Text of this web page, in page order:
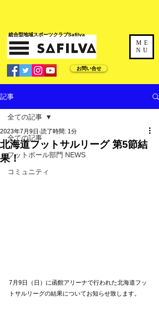
​総合型地域スポーツクラブSafilva
お問い合せ
ME
NU
記事
全ての記事
フットボール部門 NEWS
コミュニティ
全ての記事
北海道フットサルリーグ 第5節結
果！
2023年7月9日 読了時間: 1分
7月9日（日）に函館アリーナで行われた北海道フッ
トサルリーグの結果についてお知らせ致します。